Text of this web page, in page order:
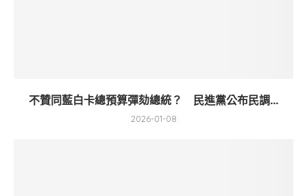
不贊同藍白卡總預算彈劾總統？ 民進黨公布民調...
2026-01-08